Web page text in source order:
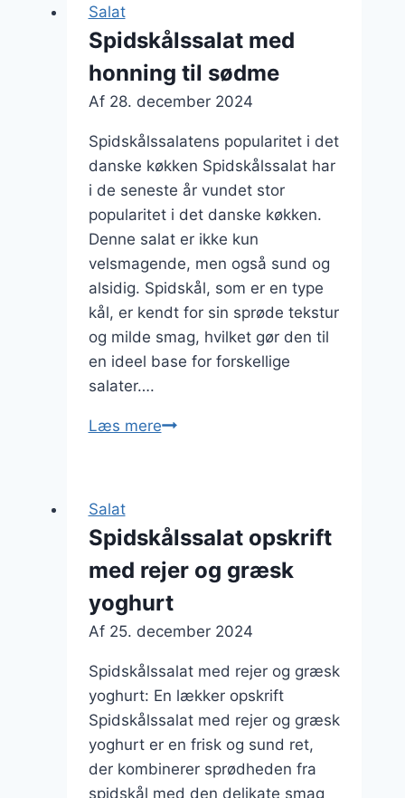
Salat
Spidskålssalat med
honning til sødme
Af 28. december 2024
Spidskålssalatens popularitet i det
danske køkken Spidskålssalat har
i de seneste år vundet stor
popularitet i det danske køkken.
Denne salat er ikke kun
velsmagende, men også sund og
alsidig. Spidskål, som er en type
kål, er kendt for sin sprøde tekstur
og milde smag, hvilket gør den til
en ideel base for forskellige
salater….
Læs mereSpidskålssalat
Salat
Spidskålssalat opskrift
med rejer og græsk
yoghurt
Af 25. december 2024
Spidskålssalat med rejer og græsk
yoghurt: En lækker opskrift
Spidskålssalat med rejer og græsk
yoghurt er en frisk og sund ret,
der kombinerer sprødheden fra
spidskål med den delikate smag